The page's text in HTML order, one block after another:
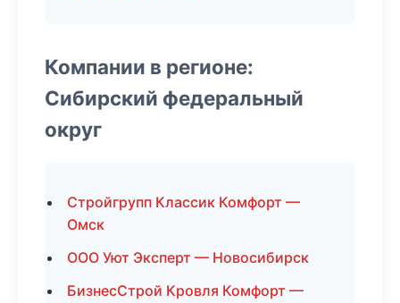
Компании в регионе:
Сибирский федеральный
округ
Стройгрупп Классик Комфорт —
Омск
ООО Уют Эксперт — Новосибирск
БизнесСтрой Кровля Комфорт —